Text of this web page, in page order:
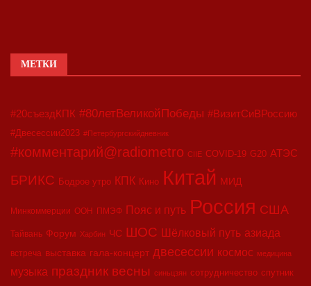
МЕТКИ
#20съездКПК #80летВеликойПобеды #ВизитСиВРоссию
#Двесессии2023 #Петербургскийдневник
#комментарий@radiometro CIIE COVID-19 G20 АТЭС
БРИКС Бодрое утро КПК Кино Китай МИД
Минкоммерции ООН ПМЭФ Пояс и путь Россия США
Тайвань Форум Харбин ЧС ШОС Шёлковый путь азиада
встреча выставка гала-концерт двесессии космос медицина
музыка праздник весны синьцзян сотрудничество спутник